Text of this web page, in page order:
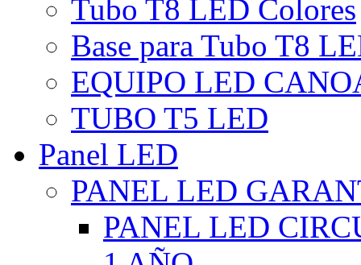
Tubo T8 LED Colores
Base para Tubo T8
EQUIPO LED
TUBO T5 LED
Panel LED
PANEL LED
PANEL LED